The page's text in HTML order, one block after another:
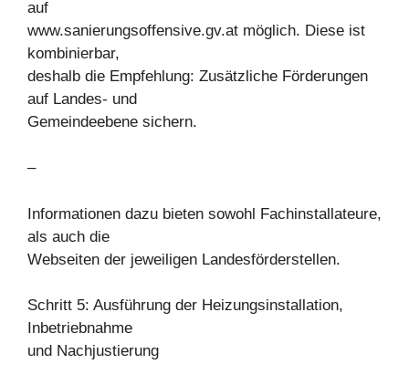
auf
www.sanierungsoffensive.gv.at möglich. Diese ist
kombinierbar,
deshalb die Empfehlung: Zusätzliche Förderungen
auf Landes- und
Gemeindeebene sichern.
–
Informationen dazu bieten sowohl Fachinstallateure,
als auch die
Webseiten der jeweiligen Landesförderstellen.
Schritt 5: Ausführung der Heizungsinstallation,
Inbetriebnahme
und Nachjustierung